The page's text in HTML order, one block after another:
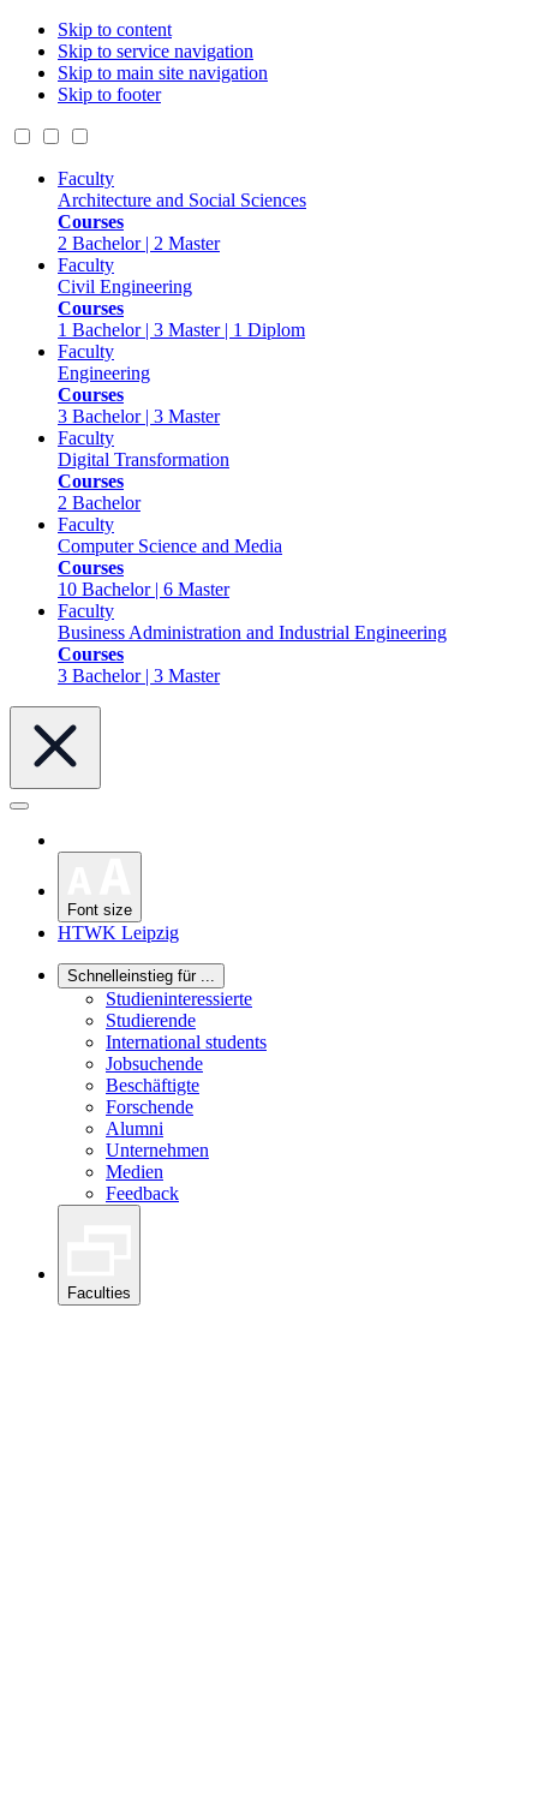
Skip to content
Skip to service navigation
Skip to main site navigation
Skip to footer
Faculty
Architecture and Social Sciences
Courses
2 Bachelor | 2 Master
Faculty
Civil Engineering
Courses
1 Bachelor | 3 Master | 1 Diplom
Faculty
Engineering
Courses
3 Bachelor | 3 Master
Faculty
Digital Transformation
Courses
2 Bachelor
Faculty
Computer Science and Media
Courses
10 Bachelor | 6 Master
Faculty
Business Administration and Industrial Engineering
Courses
3 Bachelor | 3 Master
Font size
HTWK Leipzig
Schnelleinstieg für ...
Studieninteressierte
Studierende
International students
Jobsuchende
Beschäftigte
Forschende
Alumni
Unternehmen
Medien
Feedback
Faculties